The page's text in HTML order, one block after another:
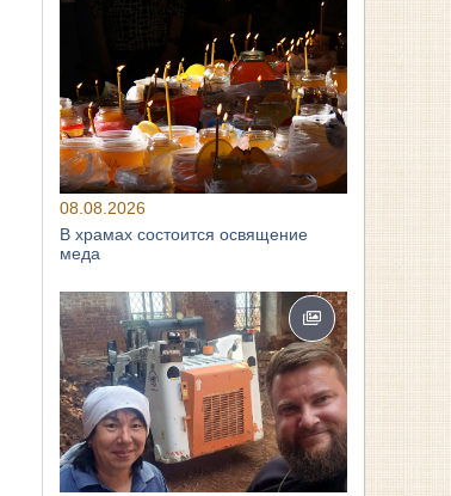
08.08.2026
В храмах состоится освящение
меда